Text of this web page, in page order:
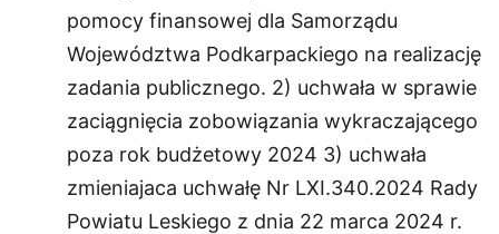
pomocy finansowej dla Samorządu
Województwa Podkarpackiego na realizację
zadania publicznego. 2) uchwała w sprawie
zaciągnięcia zobowiązania wykraczającego
poza rok budżetowy 2024 3) uchwała
zmieniajaca uchwałę Nr LXI.340.2024 Rady
Powiatu Leskiego z dnia 22 marca 2024 r.